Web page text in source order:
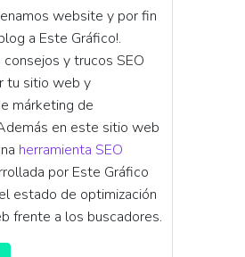
website y por fin
a Este Gráfico!.
y trucos SEO
tu sitio web y
márketing de
en este sitio web
herramienta SEO
por Este Gráfico
estado de optimización
frente a los buscadores.